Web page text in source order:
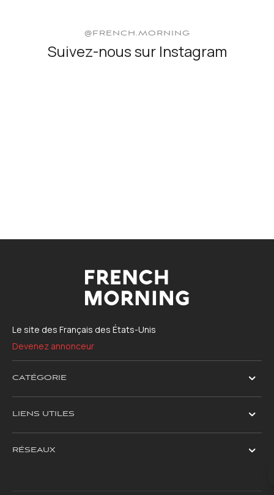
@FRENCH.MORNING
Suivez-nous sur Instagram
Le site des Français des États-Unis
Devenez annonceur
CATÉGORIE
LIENS UTILES
RÉSEAUX